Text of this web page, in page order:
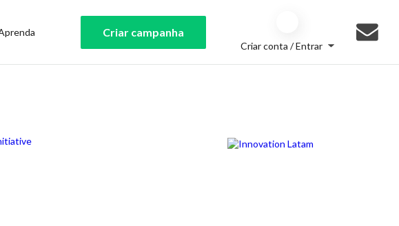
Criar campanha
Criar conta / Entrar